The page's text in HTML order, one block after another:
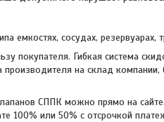
емкостях, сосудах, резервуарах,
покупателя. Гибкая система
на склад компании,
СППК можно прямо на
100% или 50% с отсрочкой